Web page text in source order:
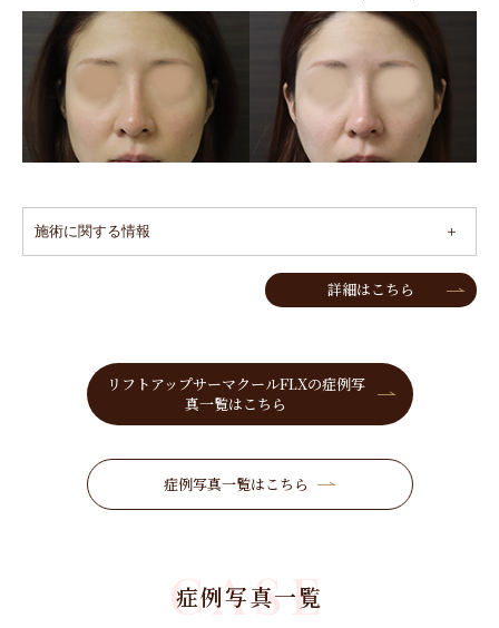
施術に関する情報
詳細はこちら
リフトアップサーマクールFLXの症例写
真一覧はこちら
症例写真一覧はこちら
症例写真一覧
CASE